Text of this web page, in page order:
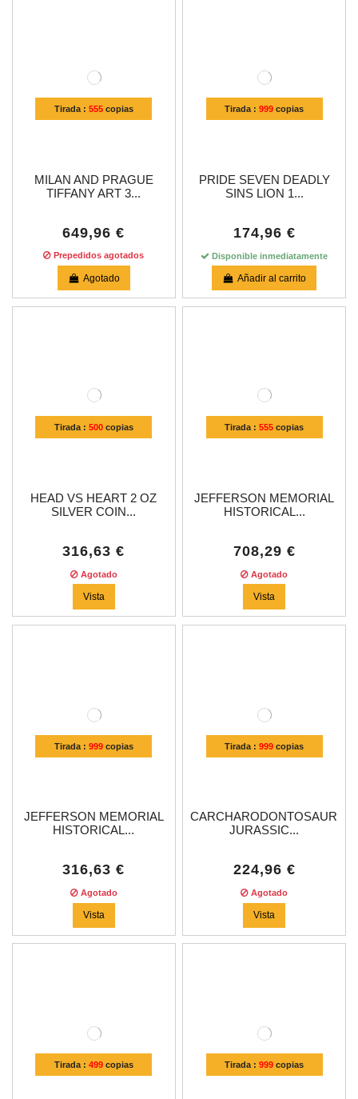
Tirada : 555copias
MILAN AND PRAGUE
TIFFANY ART 3...
649,96 €
Prepedidos agotados
Agotado
Tirada :999 copias
PRIDE SEVEN DEADLY
SINS LION 1...
174,96 €
Disponible inmediatamente
Añadir al carrito
Tirada : 500copias
HEAD VS HEART 2 OZ
SILVER COIN...
316,63 €
Agotado
Vista
Tirada :555 copias
JEFFERSON MEMORIAL
HISTORICAL...
708,29 €
Agotado
Vista
Tirada : 999copias
JEFFERSON MEMORIAL
HISTORICAL...
316,63 €
Agotado
Vista
Tirada :999 copias
CARCHARODONTOSAURUS
JURASSIC...
224,96 €
Agotado
Vista
Tirada : 499copias Tirada :999 copias